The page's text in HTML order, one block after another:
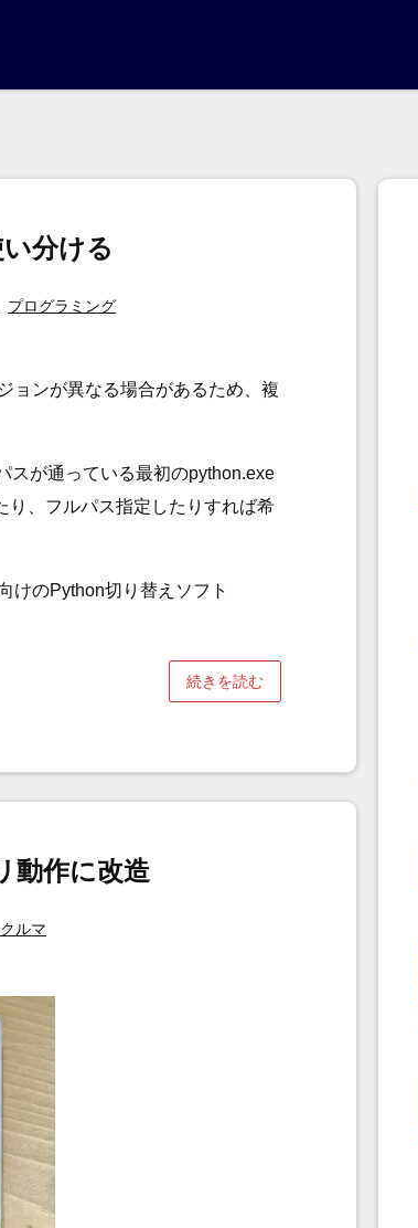
分ける
プログラミング
ョンが異なる場合があるため、複
スが通っている最初のpython.exe
り、フルパス指定したりすれば希
けのPython切り替えソフト
続きを読む
動作に改造
クルマ